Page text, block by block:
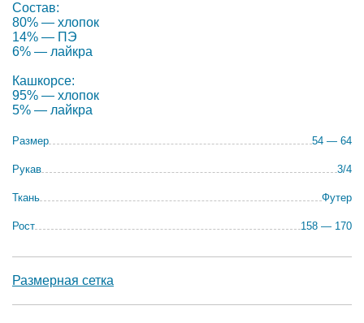
Состав:
80% — хлопок
14% — ПЭ
6% — лайкра
Кашкорсе:
95% — хлопок
5% — лайкра
Размер 54 — 64
Рукав 3/4
Ткань Футер
Рост 158 — 170
Размерная сетка